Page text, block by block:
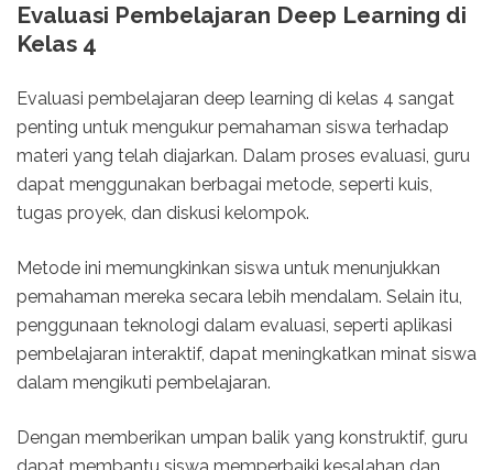
Evaluasi Pembelajaran Deep Learning di
Kelas 4
Evaluasi pembelajaran deep learning di kelas 4 sangat
penting untuk mengukur pemahaman siswa terhadap
materi yang telah diajarkan. Dalam proses evaluasi, guru
dapat menggunakan berbagai metode, seperti kuis,
tugas proyek, dan diskusi kelompok.
Metode ini memungkinkan siswa untuk menunjukkan
pemahaman mereka secara lebih mendalam. Selain itu,
penggunaan teknologi dalam evaluasi, seperti aplikasi
pembelajaran interaktif, dapat meningkatkan minat siswa
dalam mengikuti pembelajaran.
Dengan memberikan umpan balik yang konstruktif, guru